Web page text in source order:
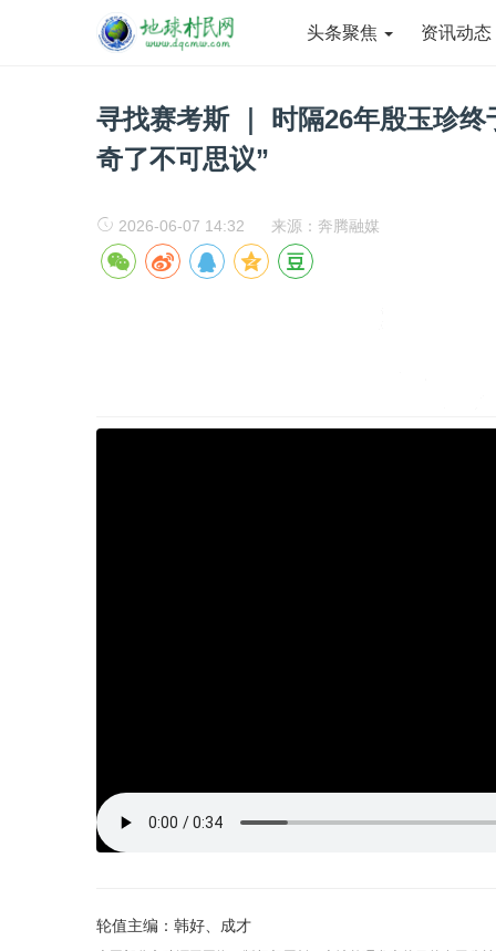
头条聚焦 资讯动态
寻找赛考斯 ｜ 时隔26年殷玉珍
奇了不可思议”
2026-06-07 14:32 来源：奔腾融媒
轮值主编：韩好、成才